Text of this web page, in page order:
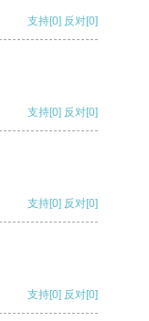
支持[0] 反对[0]
支持[0] 反对[0]
支持[0] 反对[0]
支持[0] 反对[0]